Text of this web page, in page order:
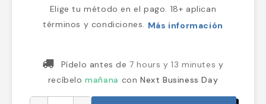
Elige tu método en el pago. 18+ aplican
términos y condiciones. Más información
Pídelo antes de7 hours y 13 minutes y
recíbelomañana con Next Business Day